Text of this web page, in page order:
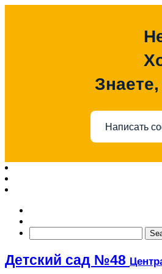
Написать
Детский сад №48